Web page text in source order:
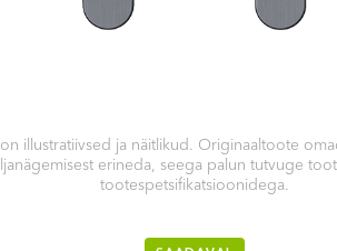
illustratiivsed ja näitlikud. Originaaltoote
erineda, seega palun tutvuge
tootespetsifikatsioonidega.